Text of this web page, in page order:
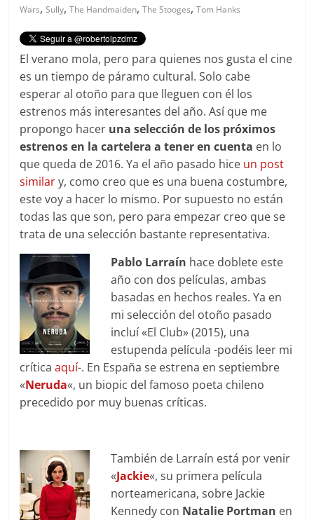
Wars,Sully,The Handmaiden,The Stooges,Tom Hanks
El verano mola, pero para quienes nos gusta el cine
es un tiempo de páramo cultural. Solo cabe
esperar al otoño para que lleguen con él los
estrenos más interesantes del año. Así que me
propongo hacer una selección de los próximos
estrenos en la cartelera a tener en cuenta en lo
que queda de 2016. Ya el año pasado hice un post
similary, como creo que es una buena costumbre,
este voy a hacer lo mismo. Por supuesto no están
todas las que son, pero para empezar creo que se
trata de una selección bastante representativa.
Pablo Larraín hace doblete este
año con dos películas, ambas
basadas en hechos reales. Ya en
mi selección del otoño pasado
incluí «El Club» (2015), una
estupenda película -podéis leer mi
críticaaquí-. En España se estrena en septiembre
«Neruda«, un biopic del famoso poeta chileno
precedido por muy buenas críticas.
También de Larraín está por venir
«Jackie«, su primera película
norteamericana, sobre Jackie
Kennedy con Natalie Portman en